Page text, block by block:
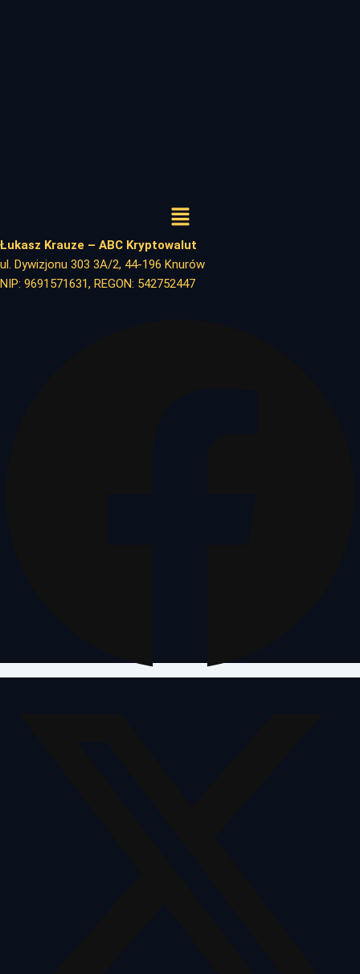
Menu
Łukasz Krauze – ABC Kryptowalut
ul. Dywizjonu 303 3A/2, 44-196 Knurów
NIP: 9691571631, REGON: 542752447